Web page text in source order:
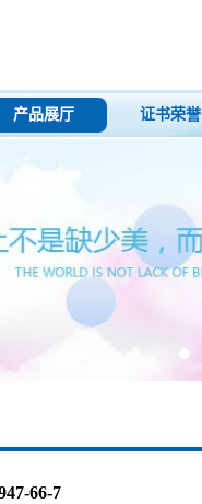
产品展厅 证书荣誉
66-7